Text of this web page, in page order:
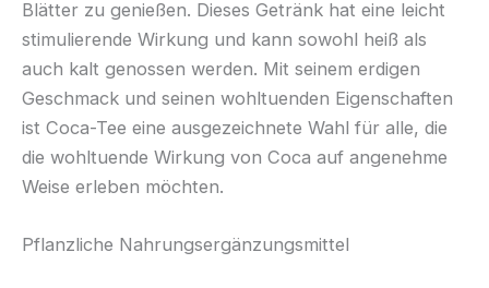
Blätter zu genießen. Dieses Getränk hat eine leicht
stimulierende Wirkung und kann sowohl heiß als
auch kalt genossen werden. Mit seinem erdigen
Geschmack und seinen wohltuenden Eigenschaften
ist Coca-Tee eine ausgezeichnete Wahl für alle, die
die wohltuende Wirkung von Coca auf angenehme
Weise erleben möchten.
Pflanzliche Nahrungsergänzungsmittel